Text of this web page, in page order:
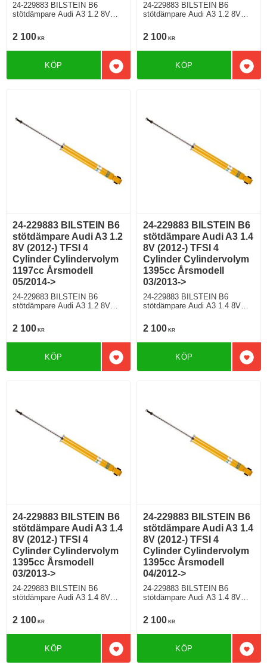
24-229883 BILSTEIN B6
stötdämpare Audi A3 1.2 8V
Cylindervolym 1197cc
Årsmodell 05/2013-> Halvkombi
Framhjulsdriven 104 Hkr Bensin
Motorkod CJZA Manuell/6,
Semi-Automat/7 Modell med
2 100 KR
Lägg till i favoriter
KÖP
24-229883 BILSTEIN B6
stötdämpare Audi A3 1.2 8V
Cylindervolym 1197cc
Årsmodell 05/2014-> Halvkombi
Framhjulsdriven 109 Hkr Bensin
Motorkod CYVB Manuell/6,
Semi-Automat/7 Modell utan
2 100 KR
KÖP
24-229883 BILSTEIN B6
stötdämpare Audi A3 1.2
8V (2012-) TFSI 4
Cylinder Cylindervolym
1197cc Årsmodell
05/2014->
24-229883 BILSTEIN B6
stötdämpare Audi A3 1.2 8V
Cylindervolym 1197cc
Årsmodell 05/2014-> Halvkombi
Framhjulsdriven 109 Hkr Bensin
Motorkod CYVB Manuell/6,
Semi-Automat/7 Modell med
2 100 KR
Lägg till i favoriter
KÖP
24-229883 BILSTEIN B6
stötdämpare Audi A3 1.4
8V (2012-) TFSI 4
Cylinder Cylindervolym
1395cc Årsmodell
03/2013->
24-229883 BILSTEIN B6
stötdämpare Audi A3 1.4 8V
Cylindervolym 1395cc
Årsmodell 03/2013-> Halvkombi
Framhjulsdriven 138 Hkr Bensin
Motorkod CPTA Manuell/6,
Semi-Automat/7 Modell utan
2 100 KR
KÖP
24-229883 BILSTEIN B6
stötdämpare Audi A3 1.4
8V (2012-) TFSI 4
Cylinder Cylindervolym
1395cc Årsmodell
03/2013->
24-229883 BILSTEIN B6
stötdämpare Audi A3 1.4 8V
Cylindervolym 1395cc
Årsmodell 03/2013-> Halvkombi
Framhjulsdriven 138 Hkr Bensin
Motorkod CPTA Manuell/6,
Semi-Automat/7 Modell med
2 100 KR
Lägg till i favoriter
KÖP
24-229883 BILSTEIN B6
stötdämpare Audi A3 1.4
8V (2012-) TFSI 4
Cylinder Cylindervolym
1395cc Årsmodell
04/2012->
24-229883 BILSTEIN B6
stötdämpare Audi A3 1.4 8V
Cylindervolym 1395cc
Årsmodell 04/2012-> Halvkombi
Framhjulsdriven 120 Hkr Bensin
Motorkod CMBA,CXSA
Manuell/6, Semi-Automat/7
2 100 KR
KÖP